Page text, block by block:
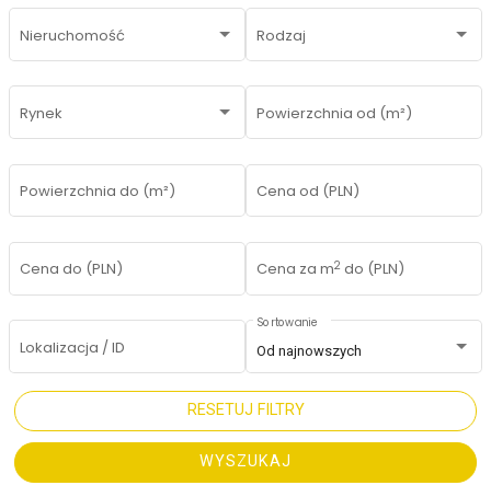
Nieruchomość Rodzaj
Rynek Powierzchnia od (m²)
Powierzchnia do (m²) Cena od (PLN)
Cena do (PLN) Cena za m2 do (PLN)
Lokalizacja / ID Od najnowszych
Sortowanie
RESETUJ FILTRY
WYSZUKAJ